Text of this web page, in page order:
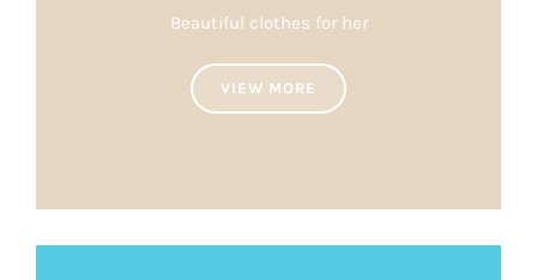
Beautiful clothes for her
VIEW MORE